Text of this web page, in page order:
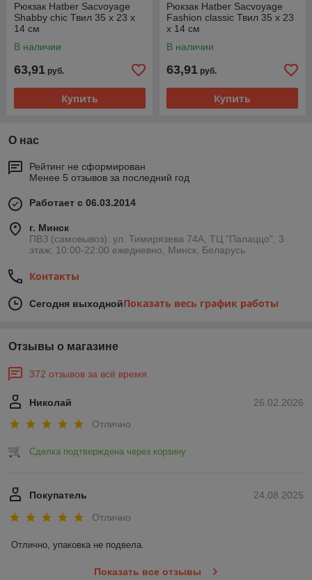
Рюкзак Hatber Sacvoyage
Shabby chic Твил 35 x 23 x
14 см
В наличии
63,91 руб.
Купить
Рюкзак Hatber Sacvoyage
Fashion classic Твил 35 x 23
x 14 см
В наличии
63,91 руб.
Купить
О нас
Рейтинг не сформирован
Менее 5 отзывов за последний год
Работает с 06.03.2014
г. Минск
ПВЗ (самовывоз): ул. Тимирязева 74A, ТЦ "Палаццо", 3
этаж; 10:00-22:00 ежедневно, Минск, Беларусь
Контакты
Сегодня выходнойПоказать весь график работы
Отзывы о магазине
372 отзывов за всё время
26.02.2026
Николай
Отлично
Сделка подтверждена через корзину
24.08.2025
Покупатель
Отлично
Отлично, упаковка не подвела.
Показать все отзывы